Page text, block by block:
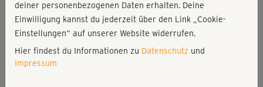
336 kcal
Stefanie Rohr
Matte
deiner personenbezogenen Daten erhalten. Deine
Einwilligung kannst du jederzeit über den Link „Cookie-
Einstellungen“ auf unserer Website widerrufen.
Hier findest du Informationen zu Datenschutz und
Impressum